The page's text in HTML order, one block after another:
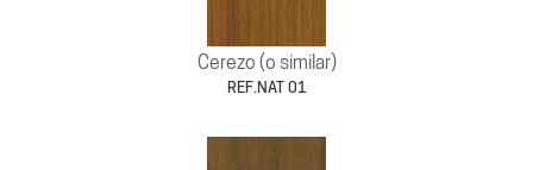
Cerezo (o similar)
REF.NAT 01